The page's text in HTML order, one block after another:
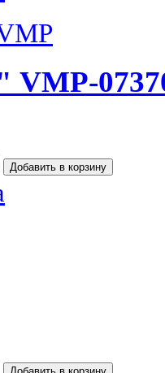
VMP-